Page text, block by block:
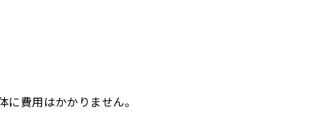
費用はかかりません。